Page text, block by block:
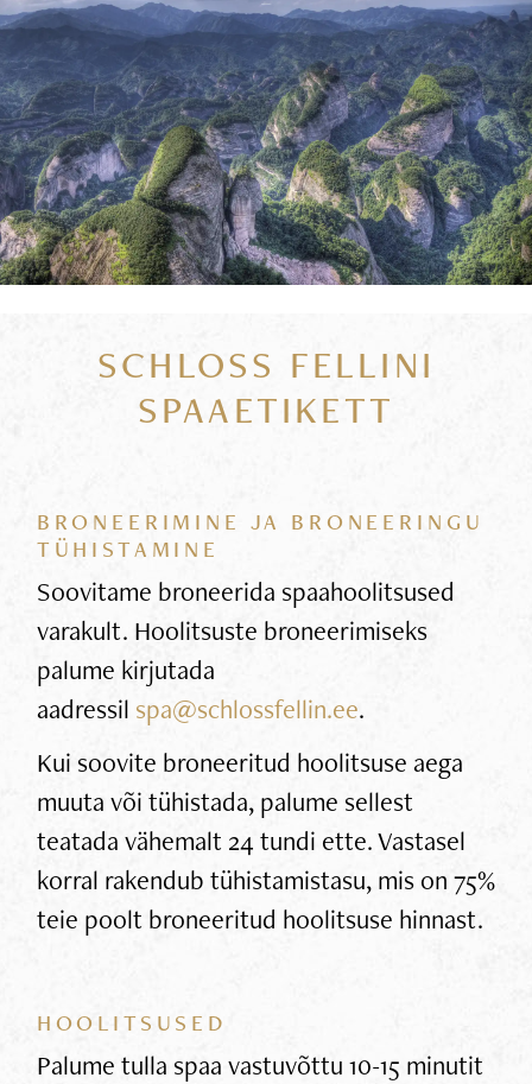
SCHLOSS FELLINI
SPAAETIKETT
BRONEERIMINE JA BRONEERINGU
TÜHISTAMINE
Soovitame broneerida spaahoolitsused
varakult. Hoolitsuste broneerimiseks
palume kirjutada
aadressil spa@schlossfellin.ee.
Kui soovite broneeritud hoolitsuse aega
muuta või tühistada, palume sellest
teatada vähemalt 24 tundi ette. Vastasel
korral rakendub tühistamistasu, mis on 75%
teie poolt broneeritud hoolitsuse hinnast.
HOOLITSUSED
Palume tulla spaa vastuvõttu 10-15 minutit